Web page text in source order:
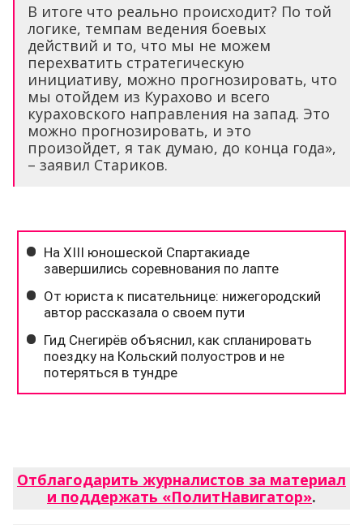
В итоге что реально происходит? По той
логике, темпам ведения боевых
действий и то, что мы не можем
перехватить стратегическую
инициативу, можно прогнозировать, что
мы отойдем из Курахово и всего
кураховского направления на запад. Это
можно прогнозировать, и это
произойдет, я так думаю, до конца года»,
– заявил Стариков.
Отблагодарить журналистов за материал
и поддержать «ПолитНавигатор».